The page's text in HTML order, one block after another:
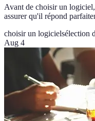
Avant de choisir un
assurer qu'il répond
choisir un logicielsélection
Aug 4